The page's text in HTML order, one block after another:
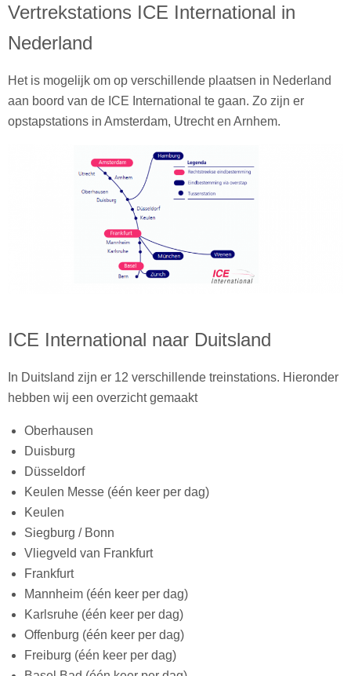
Vertrekstations ICE International in
Nederland
Het is mogelijk om op verschillende plaatsen in Nederland
aan boord van de ICE International te gaan. Zo zijn er
opstapstations in Amsterdam, Utrecht en Arnhem.
ICE International naar Duitsland
In Duitsland zijn er 12 verschillende treinstations. Hieronder
hebben wij een overzicht gemaakt
Oberhausen
Duisburg
Düsseldorf
Keulen Messe (één keer per dag)
Keulen
Siegburg / Bonn
Vliegveld van Frankfurt
Frankfurt
Mannheim (één keer per dag)
Karlsruhe (één keer per dag)
Offenburg (één keer per dag)
Freiburg (één keer per dag)